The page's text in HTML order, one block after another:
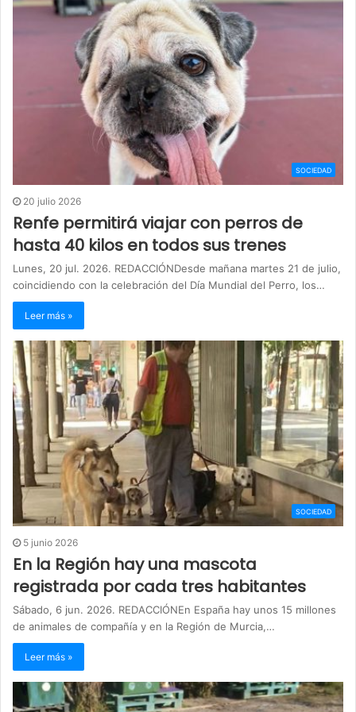
SOCIEDAD
20 julio 2026
Renfe permitirá viajar con perros de
hasta 40 kilos en todos sus trenes
Lunes, 20 jul. 2026. REDACCIÓNDesde mañana martes 21 de julio,
coincidiendo con la celebración del Día Mundial del Perro, los…
Leer más »
SOCIEDAD
5 junio 2026
En la Región hay una mascota
registrada por cada tres habitantes
Sábado, 6 jun. 2026. REDACCIÓNEn España hay unos 15 millones
de animales de compañía y en la Región de Murcia,…
Leer más »